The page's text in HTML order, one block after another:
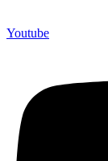
Youtube